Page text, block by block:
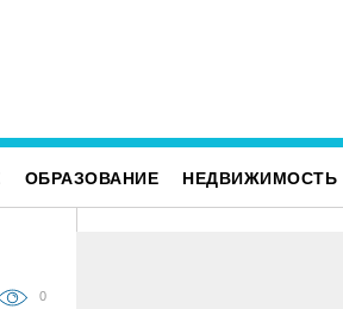
ОБРАЗОВАНИЕ НЕДВИЖИМОСТЬ
0